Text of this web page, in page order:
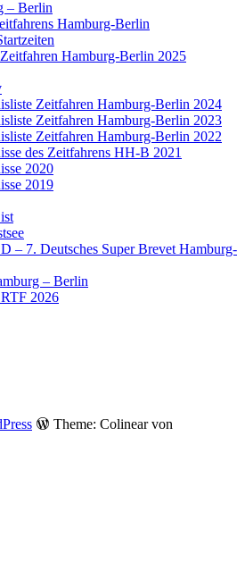
– Berlin
Hamburg-Berlin
Hamburg-Berlin 2025
Zeitfahren Hamburg-Berlin 2024
Zeitfahren Hamburg-Berlin 2023
Zeitfahren Hamburg-Berlin 2022
des Zeitfahrens HH-B 2021
2020
2019
– 7. Deutsches Super Brevet Hamburg-
– Berlin
2026
Theme: Colinear von